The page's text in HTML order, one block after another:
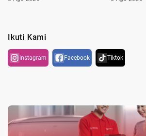
Ikuti Kami
Instagram Facebook Tiktok